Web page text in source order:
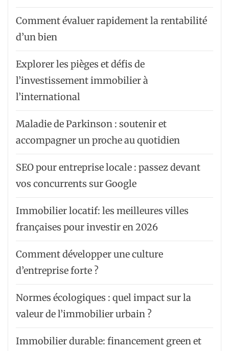
Comment évaluer rapidement la rentabilité
d’un bien
Explorer les pièges et défis de
l’investissement immobilier à
l’international
Maladie de Parkinson : soutenir et
accompagner un proche au quotidien
SEO pour entreprise locale : passez devant
vos concurrents sur Google
Immobilier locatif: les meilleures villes
françaises pour investir en 2026
Comment développer une culture
d’entreprise forte ?
Normes écologiques : quel impact sur la
valeur de l’immobilier urbain ?
Immobilier durable: financement green et